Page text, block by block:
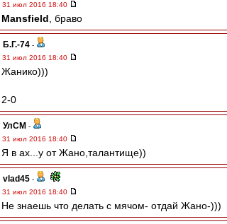
31 июл 2016 18:40
Mansfield , браво
Б.Г.-74 -
31 июл 2016 18:40
Жанико)))
2-0
УлСМ -
31 июл 2016 18:40
Я в ах...у от Жано,талантище))
vlad45 -
31 июл 2016 18:40
Не знаешь что делать с мячом- отдай Жано-)))